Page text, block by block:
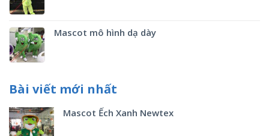
Mascot mô hình dạ dày
Bài viết mới nhất
Mascot Ếch Xanh Newtex